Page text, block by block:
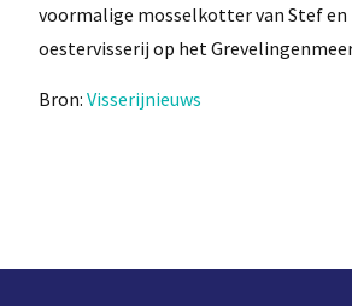
voormalige mosselkotter van Stef
oestervisserij op het
Bron: Visserijnieuws